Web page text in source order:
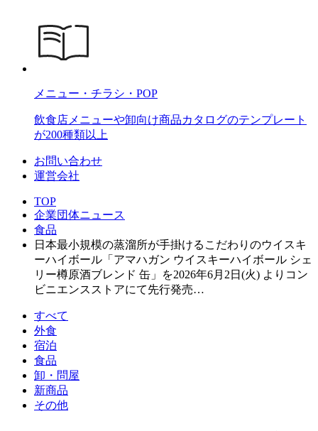
メニュー・チラシ・POP
飲食店メニューや卸向け商品カタログのテンプレート
が200種類以上
お問い合わせ
運営会社
TOP
企業団体ニュース
食品
日本最小規模の蒸溜所が手掛けるこだわりのウイスキ
ーハイボール「アマハガン ウイスキーハイボール シェ
リー樽原酒ブレンド 缶」を2026年6月2日(火) よりコン
ビニエンスストアにて先行発売…
すべて
外食
宿泊
食品
卸・問屋
新商品
その他